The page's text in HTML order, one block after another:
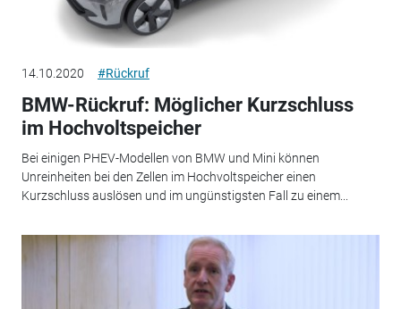
14.10.2020 #Rückruf
BMW-Rückruf: Möglicher Kurzschluss
im Hochvoltspeicher
Bei einigen PHEV-Modellen von BMW und Mini können
Unreinheiten bei den Zellen im Hochvoltspeicher einen
Kurzschluss auslösen und im ungünstigsten Fall zu einem...